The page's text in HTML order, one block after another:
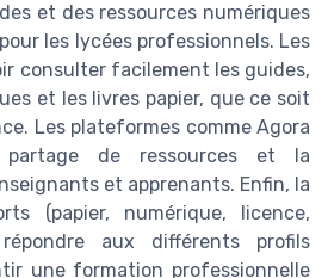
et des ressources numériques
les lycées professionnels. Les
consulter facilement les guides,
et les livres papier, que ce soit
Les plateformes comme Agora
de ressources et la
et apprenants. Enfin, la
(papier, numérique, licence,
aux différents profils
une formation professionnelle